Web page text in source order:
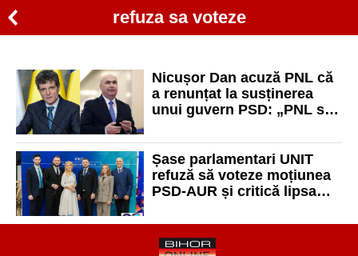
refuza sa voteze
Nicușor Dan acuză PNL că
a renunțat la susținerea
unui guvern PSD: „PNL s-a
guvern minoritar”
Șase parlamentari UNIT
refuză să voteze moțiunea
PSD-AUR și critică lipsa